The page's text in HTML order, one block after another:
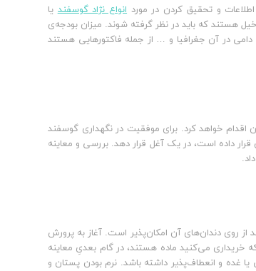
و تحقیق کردن در مورد انواع نژاد گوسفندیا
هستند که باید در نظر گرفته شوند. میزان بودجه‌ی
در آن جغرافیا و … از جمله فاکتورهایی هستند
خواهد کرد. برای موفقیت در نگهداری گوسفند
قرار داده است، در یک آغل قرار دهد. بررسی و معاینه
از روی دندان‌های آن امکان‌پذیر است. آغاز به پرورش
می‌کنید ماده هستند، در گام بعدیِ معاینه
غده و انعطاف‌پذیر داشته باشد. نرم بودن پستان و